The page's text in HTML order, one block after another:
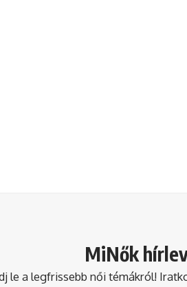
MiNők
le a legfrissebb női témákról!